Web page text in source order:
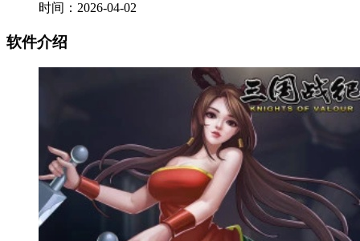
时间：2026-04-02
软件介绍